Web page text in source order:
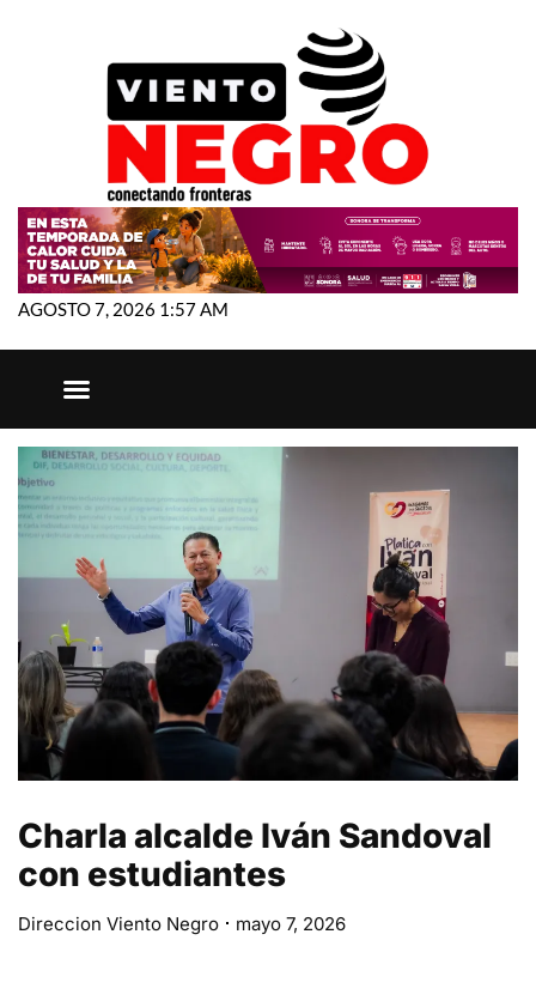
AGOSTO 7, 2026 1:57 AM
Charla alcalde Iván Sandoval
con estudiantes
Direccion Viento Negro mayo 7, 2026